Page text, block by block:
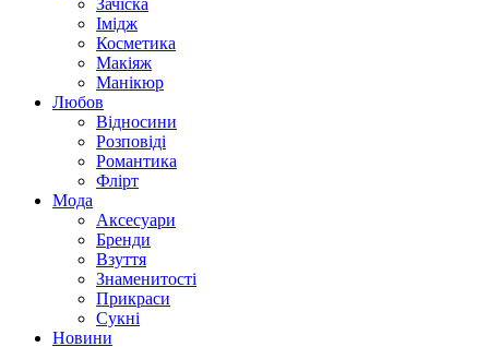
Зачіска
Імідж
Косметика
Макіяж
Манікюр
Любов
Відносини
Розповіді
Романтика
Флірт
Мода
Аксесуари
Бренди
Взуття
Знаменитості
Прикраси
Сукні
Новини